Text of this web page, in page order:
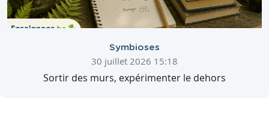
Symbioses
30 juillet 2026 15:18
Sortir des murs, expérimenter le dehors